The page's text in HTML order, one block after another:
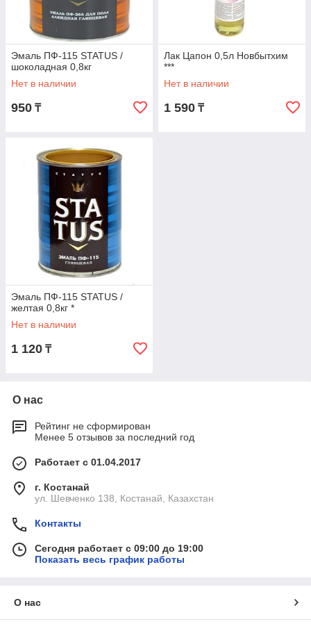
Эмаль ПФ-115 STATUS /
шоколадная 0,8кг
Нет в наличии
950 ₸
Лак Цапон 0,5л Новбытхим
***
Нет в наличии
1 590 ₸
Эмаль ПФ-115 STATUS /
желтая 0,8кг *
Нет в наличии
1 120 ₸
О нас
Рейтинг не сформирован
Менее 5 отзывов за последний год
Работает с 01.04.2017
г. Костанай
ул. Шевченко 138, Костанай, Казахстан
Контакты
Сегодня работает с 09:00 до 19:00
Показать весь график работы
О нас